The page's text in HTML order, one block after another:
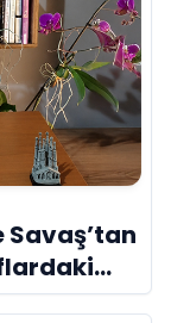
Savaş’tan